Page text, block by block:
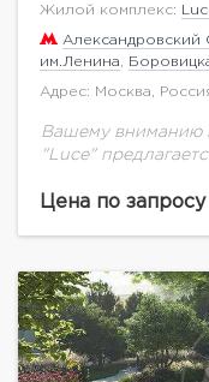
Жилой комплекс:
Александровский
им.Ленина
Адрес: Москва,
Вашему вниманию
"Luce"
Цена по запросу